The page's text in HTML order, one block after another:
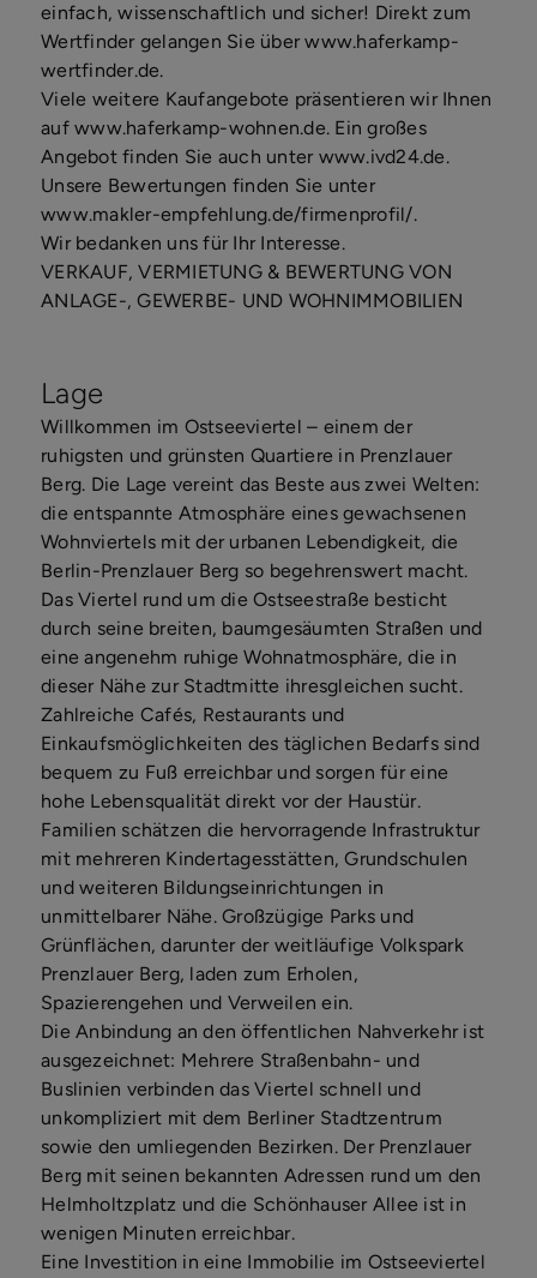
einfach, wissenschaftlich und sicher! Direkt zum
Wertfinder gelangen Sie über www.haferkamp-
wertfinder.de.
Viele weitere Kaufangebote präsentieren wir Ihnen
auf www.haferkamp-wohnen.de. Ein großes
Angebot finden Sie auch unter www.ivd24.de.
Unsere Bewertungen finden Sie unter
www.makler-empfehlung.de/firmenprofil/.
Wir bedanken uns für Ihr Interesse.
VERKAUF, VERMIETUNG & BEWERTUNG VON
ANLAGE-, GEWERBE- UND WOHNIMMOBILIEN
Lage
Willkommen im Ostseeviertel – einem der
ruhigsten und grünsten Quartiere in Prenzlauer
Berg. Die Lage vereint das Beste aus zwei Welten:
die entspannte Atmosphäre eines gewachsenen
Wohnviertels mit der urbanen Lebendigkeit, die
Berlin-Prenzlauer Berg so begehrenswert macht.
Das Viertel rund um die Ostseestraße besticht
durch seine breiten, baumgesäumten Straßen und
eine angenehm ruhige Wohnatmosphäre, die in
dieser Nähe zur Stadtmitte ihresgleichen sucht.
Zahlreiche Cafés, Restaurants und
Einkaufsmöglichkeiten des täglichen Bedarfs sind
bequem zu Fuß erreichbar und sorgen für eine
hohe Lebensqualität direkt vor der Haustür.
Familien schätzen die hervorragende Infrastruktur
mit mehreren Kindertagesstätten, Grundschulen
und weiteren Bildungseinrichtungen in
unmittelbarer Nähe. Großzügige Parks und
Grünflächen, darunter der weitläufige Volkspark
Prenzlauer Berg, laden zum Erholen,
Spazierengehen und Verweilen ein.
Die Anbindung an den öffentlichen Nahverkehr ist
ausgezeichnet: Mehrere Straßenbahn- und
Buslinien verbinden das Viertel schnell und
unkompliziert mit dem Berliner Stadtzentrum
sowie den umliegenden Bezirken. Der Prenzlauer
Berg mit seinen bekannten Adressen rund um den
Helmholtzplatz und die Schönhauser Allee ist in
wenigen Minuten erreichbar.
Eine Investition in eine Immobilie im Ostseeviertel